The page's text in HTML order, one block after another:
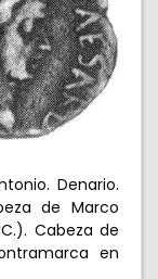
Denario.
de Marco
Cabeza de
en